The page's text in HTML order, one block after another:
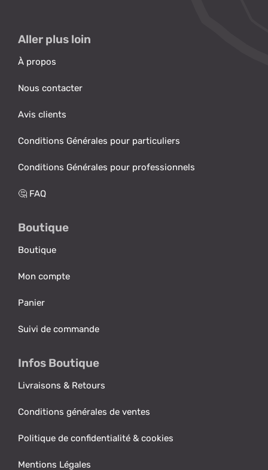
Aller plus loin
À propos
Nous contacter
Avis clients
Conditions Générales pour particuliers
Conditions Générales pour professionnels
🤔 FAQ
Boutique
Boutique
Mon compte
Panier
Suivi de commande
Infos Boutique
Livraisons & Retours
Conditions générales de ventes
Politique de confidentialité & cookies
Mentions Légales